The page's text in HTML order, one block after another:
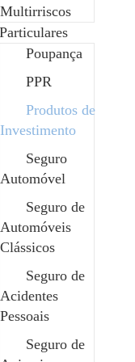
Multirriscos
Particulares
Poupança
PPR
Produtos de
Investimento
Seguro
Automóvel
Seguro de
Automóveis
Clássicos
Seguro de
Acidentes
Pessoais
Seguro de
a
mais altos ao
pode
em qualquer
como ações ou
tende a crescer
de